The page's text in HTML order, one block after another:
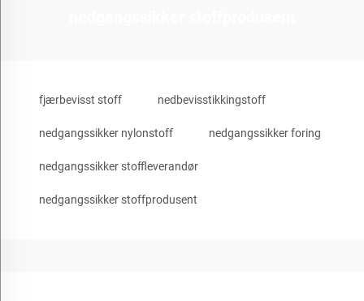
fjærbevisst stoff nedbevisstikkingstoff
nedgangssikker nylonstoff nedgangssikker foring
nedgangssikker stoffleverandør
nedgangssikker stoffprodusent